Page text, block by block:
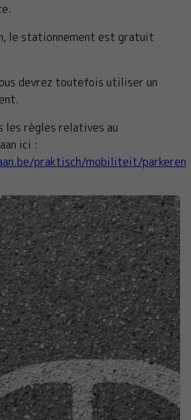
le stationnement est gratuit
devrez toutefois utiliser un
les règles relatives au
ici :
praktisch/mobiliteit/parkeren